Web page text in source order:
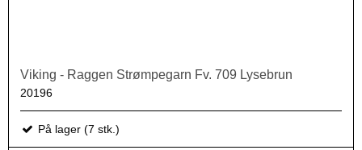
Viking - Raggen Strømpegarn Fv. 709 Lysebrun
20196
På lager (7 stk.)